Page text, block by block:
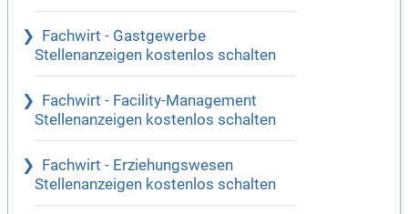
Fachwirt - Gastgewerbe
Stellenanzeigen kostenlos schalten
Fachwirt - Facility-Management
Stellenanzeigen kostenlos schalten
Fachwirt - Erziehungswesen
Stellenanzeigen kostenlos schalten